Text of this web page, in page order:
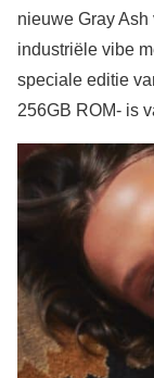
nieuwe Gray
industriële vibe
speciale editie
256GB ROM- is